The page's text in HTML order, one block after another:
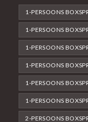
1-PERSOONS
1-PERSOONS
1-PERSOONS
1-PERSOONS
1-PERSOONS
1-PERSOONS
2-PERSOONS